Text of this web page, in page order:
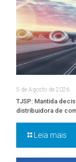
5 de Agosto de 2026
TJSP: Mantida
distribuidora de
Leia mais